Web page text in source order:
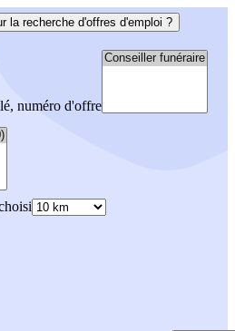
la recherche d'offres d'emploi ?
numéro d'offre